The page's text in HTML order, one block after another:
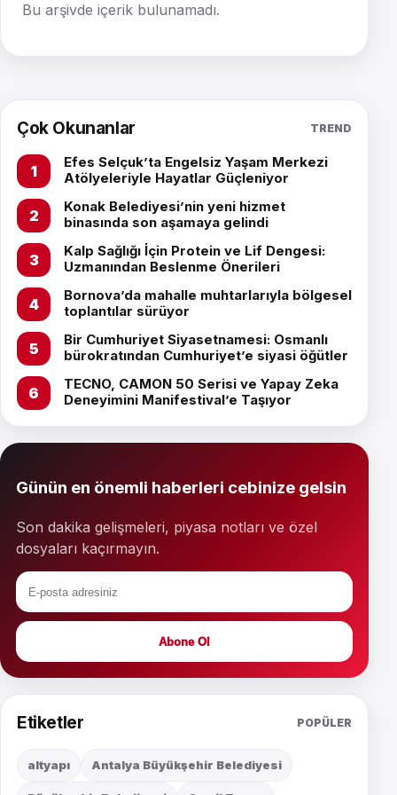
Bu arşivde içerik bulunamadı.
Çok Okunanlar TREND
Efes Selçuk’ta Engelsiz Yaşam Merkezi
Atölyeleriyle Hayatlar Güçleniyor
Konak Belediyesi’nin yeni hizmet
binasında son aşamaya gelindi
Kalp Sağlığı İçin Protein ve Lif Dengesi:
Uzmanından Beslenme Önerileri
Bornova’da mahalle muhtarlarıyla bölgesel
toplantılar sürüyor
Bir Cumhuriyet Siyasetnamesi: Osmanlı
bürokratından Cumhuriyet’e siyasi öğütler
TECNO, CAMON 50 Serisi ve Yapay Zeka
Deneyimini Manifestival’e Taşıyor
Günün en önemli haberleri cebinize gelsin
Son dakika gelişmeleri, piyasa notları ve özel
dosyaları kaçırmayın.
Abone Ol
Etiketler POPÜLER
altyapı Antalya Büyükşehir Belediyesi